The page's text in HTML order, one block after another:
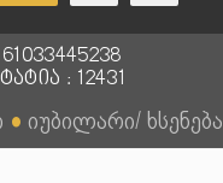
: 12431
● იუბილარი/ ხსენება